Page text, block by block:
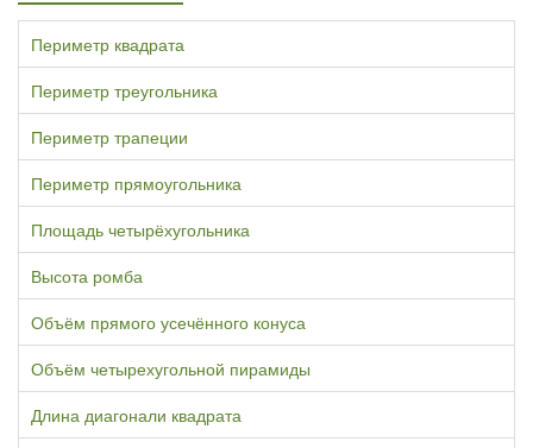
Периметр квадрата
Периметр треугольника
Периметр трапеции
Периметр прямоугольника
Площадь четырёхугольника
Высота ромба
Объём прямого усечённого конуса
Объём четырехугольной пирамиды
Длина диагонали квадрата